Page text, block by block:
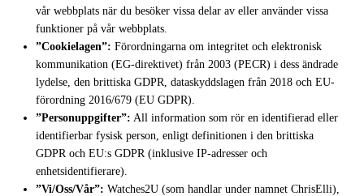
vår webbplats när du besöker vissa delar av eller använder vissa
funktioner på vår webbplats.
”Cookielagen”: Förordningarna om integritet och elektronisk
kommunikation (EG-direktivet) från 2003 (PECR) i dess ändrade
lydelse, den brittiska GDPR, dataskyddslagen från 2018 och EU-
förordning 2016/679 (EU GDPR).
”Personuppgifter”: All information som rör en identifierad eller
identifierbar fysisk person, enligt definitionen i den brittiska
GDPR och EU:s GDPR (inklusive IP-adresser och
enhetsidentifierare).
”Vi/Oss/Vår”: Watches2U (som handlar under namnet ChrisElli),